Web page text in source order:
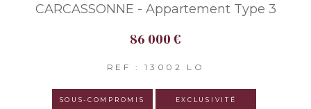
CARCASSONNE - Appartement Type 3
86 000 €
REF : 13002 LO
SOUS-COMPROMIS EXCLUSIVITÉ